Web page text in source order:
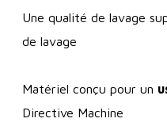
Une qualité de lavage
de lavage
Matériel conçu pour un
Directive Machine